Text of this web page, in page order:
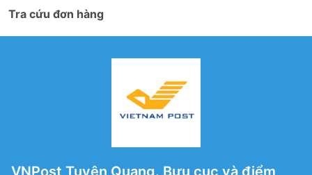
Tra cứu đơn hàng
VNPost Tuyên Quang. Bưu cục và điểm